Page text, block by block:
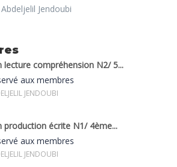
Jendoubi
lecture compréhension N2/ 5...
aux membres
JENDOUBI
production écrite N1/ 4ème...
aux membres
JENDOUBI